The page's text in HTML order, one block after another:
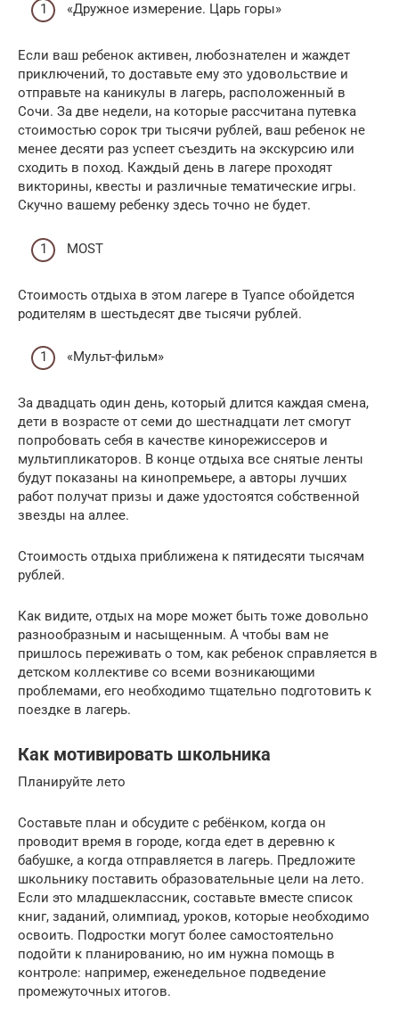
«Дружное измерение. Царь горы»
Если ваш ребенок активен, любознателен и жаждет
приключений, то доставьте ему это удовольствие и
отправьте на каникулы в лагерь, расположенный в
Сочи. За две недели, на которые рассчитана путевка
стоимостью сорок три тысячи рублей, ваш ребенок не
менее десяти раз успеет съездить на экскурсию или
сходить в поход. Каждый день в лагере проходят
викторины, квесты и различные тематические игры.
Скучно вашему ребенку здесь точно не будет.
MOST
Стоимость отдыха в этом лагере в Туапсе обойдется
родителям в шестьдесят две тысячи рублей.
«Мульт-фильм»
За двадцать один день, который длится каждая смена,
дети в возрасте от семи до шестнадцати лет смогут
попробовать себя в качестве кинорежиссеров и
мультипликаторов. В конце отдыха все снятые ленты
будут показаны на кинопремьере, а авторы лучших
работ получат призы и даже удостоятся собственной
звезды на аллее.
Стоимость отдыха приближена к пятидесяти тысячам
рублей.
Как видите, отдых на море может быть тоже довольно
разнообразным и насыщенным. А чтобы вам не
пришлось переживать о том, как ребенок справляется в
детском коллективе со всеми возникающими
проблемами, его необходимо тщательно подготовить к
поездке в лагерь.
Как мотивировать школьника
Планируйте лето
Составьте план и обсудите с ребёнком, когда он
проводит время в городе, когда едет в деревню к
бабушке, а когда отправляется в лагерь. Предложите
школьнику поставить образовательные цели на лето.
Если это младшеклассник, составьте вместе список
книг, заданий, олимпиад, уроков, которые необходимо
освоить. Подростки могут более самостоятельно
подойти к планированию, но им нужна помощь в
контроле: например, еженедельное подведение
промежуточных итогов.